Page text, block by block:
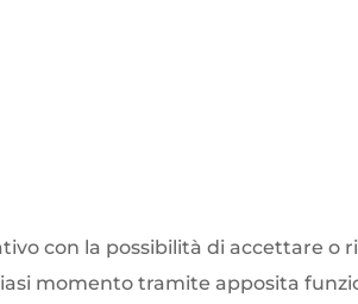
con la possibilità di accettare o
momento tramite apposita